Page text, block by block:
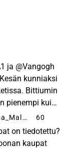
ja @Vangogh
kunniaksi
Bittiumin
pienempi kuin
osa), koska
maasta on
- Karoliina_Malmi 60
on tiedotettu?
kaupat